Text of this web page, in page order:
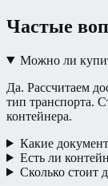
Частые
Можно ли
Да. Рассчитаем
тип транспорта.
контейнера.
Какие
Есть ли
Сколько стоит